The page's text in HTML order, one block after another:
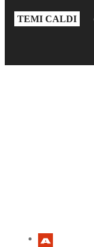
TEMI CALDI